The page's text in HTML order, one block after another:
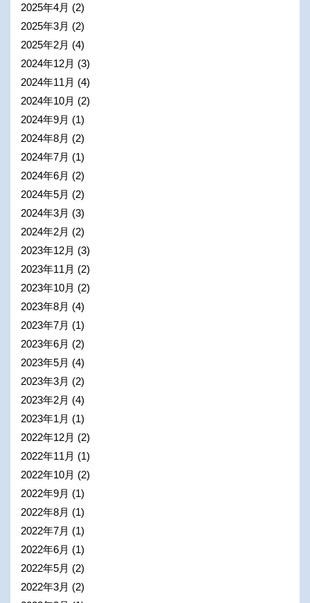
2025年4月 (2)
2025年3月 (2)
2025年2月 (4)
2024年12月 (3)
2024年11月 (4)
2024年10月 (2)
2024年9月 (1)
2024年8月 (2)
2024年7月 (1)
2024年6月 (2)
2024年5月 (2)
2024年3月 (3)
2024年2月 (2)
2023年12月 (3)
2023年11月 (2)
2023年10月 (2)
2023年8月 (4)
2023年7月 (1)
2023年6月 (2)
2023年5月 (4)
2023年3月 (2)
2023年2月 (4)
2023年1月 (1)
2022年12月 (2)
2022年11月 (1)
2022年10月 (2)
2022年9月 (1)
2022年8月 (1)
2022年7月 (1)
2022年6月 (1)
2022年5月 (2)
2022年3月 (2)